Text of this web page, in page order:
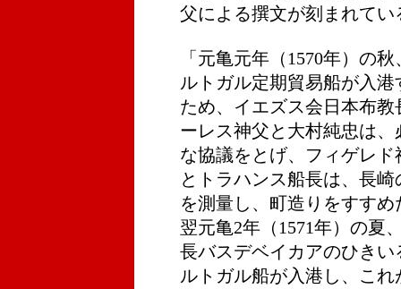
父による撰文が刻まれてい
「元亀元年（1570年）の秋
ルトガル定期貿易船が入港
ため、イエズス会日本布教
ーレス神父と大村純忠は、
な協議をとげ、フィゲレド
とトラハンス船長は、長崎
を測量し、町造りをすすめ
翌元亀2年（1571年）の夏
長バスデベイカアのひきい
ルトガル船が入港し、これ